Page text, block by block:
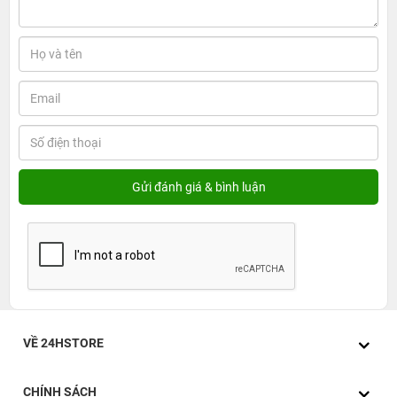
giá cao và đông đảo người dùng công nghệ quan tâm.
Được Samsung giới thiệu là chiếc máy tính bảng mỏng
nhất, cứng nhất cùng độ bền bỉ ấn tượng cho tinh thần
sáng tạo bùng nổ. Thiết kế đột phá với độ mỏng vô cùng
ấn tượng và sở hữu những tính năng tân tiến nhất hiện
nay. Được hoàn thiện từ khung kim loại nhôm Armor
Aluminum cao cấp, chống lại mọi kiểu va chạm, giúp bảo
vệ tối ưu cho sản phẩm cùng màu sắc thanh lịch và hiện
đại. Thiết kế tinh tế siêu mỏng nhẹ, tỉ mỉ từng chi tiết, các
đường nét vuông vắn, bốn góc được bo tròn nhẹ giúp
tổng thể trông mềm mại hơn.
VỀ 24HSTORE
CHÍNH SÁCH